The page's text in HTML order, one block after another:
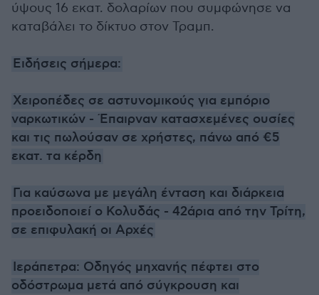
ύψους 16 εκατ. δολαρίων που συμφώνησε να
καταβάλει το δίκτυο στον Τραμπ.
Ειδήσεις σήμερα:
Χειροπέδες σε αστυνομικούς για εμπόριο
ναρκωτικών - Έπαιρναν κατασχεμένες ουσίες
και τις πωλούσαν σε χρήστες, πάνω από €5
εκατ. τα κέρδη
Για καύσωνα με μεγάλη ένταση και διάρκεια
προειδοποιεί ο Κολυδάς - 42άρια από την Τρίτη,
σε επιφυλακή οι Αρχές
Ιεράπετρα: Οδηγός μηχανής πέφτει στο
οδόστρωμα μετά από σύγκρουση και